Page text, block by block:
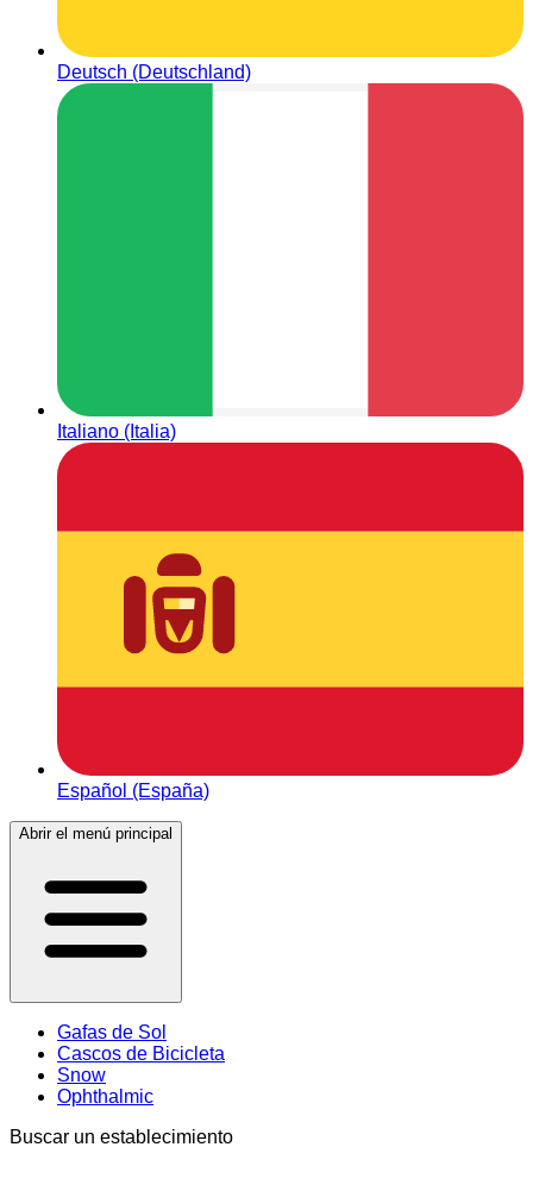
Deutsch (Deutschland)
Italiano (Italia)
Español (España)
Abrir el menú principal
Gafas de Sol
Cascos de Bicicleta
Snow
Ophthalmic
Buscar un establecimiento